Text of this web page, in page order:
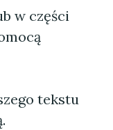
w części
tekstu